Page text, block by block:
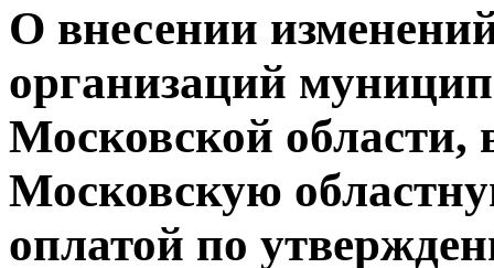
О внесении
организаций
Московской
Московскую
оплатой по